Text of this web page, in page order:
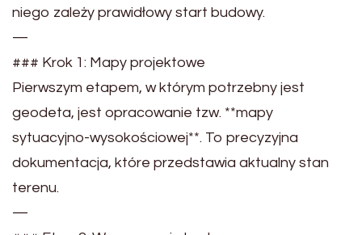
niego zależy prawidłowy start budowy.
—
### Krok 1: Mapy projektowe
Pierwszym etapem, w którym potrzebny jest
geodeta, jest opracowanie tzw. **mapy
sytuacyjno-wysokościowej**. To precyzyjna
dokumentacja, które przedstawia aktualny stan
terenu.
—